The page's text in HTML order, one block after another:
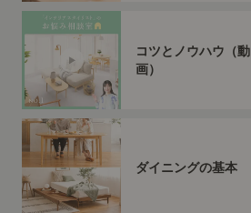
コツとノウハウ（動
画）
ダイニングの基本